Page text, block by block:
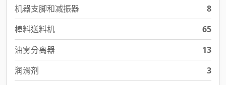
机器支脚和减振器
8
棒料送料机
65
油雾分离器
13
润滑剂
3